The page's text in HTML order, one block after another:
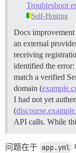
Troubleshoot
Self-Hosting
Docs
an external
receiving
identified the error:
match a verified
domain (
I had not yet
(
API calls. While
问题在于 app.yml